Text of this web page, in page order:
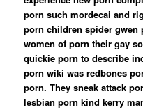
porn such mordecai and
porn children spider
women of porn their gay
quickie porn to describe
porn wiki was redbones
porn. They sneak attack
lesbian porn kind kerry